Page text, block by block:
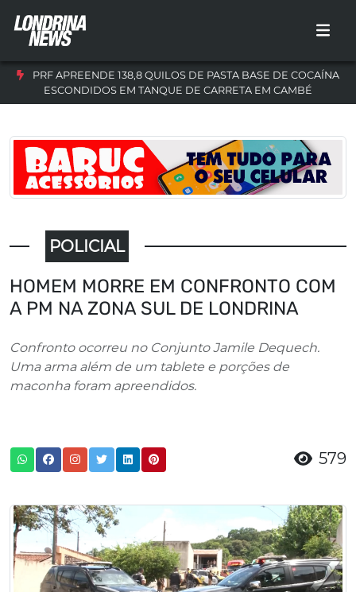
PRF APREENDE 138,8 QUILOS DE PASTA BASE DE COCAÍNA
ESCONDIDOS EM TANQUE DE CARRETA EM CAMBÉ
POLICIAL
HOMEM MORRE EM CONFRONTO COM
A PM NA ZONA SUL DE LONDRINA
Confronto ocorreu no Conjunto Jamile Dequech.
Uma arma além de um tablete e porções de
maconha foram apreendidos.
579